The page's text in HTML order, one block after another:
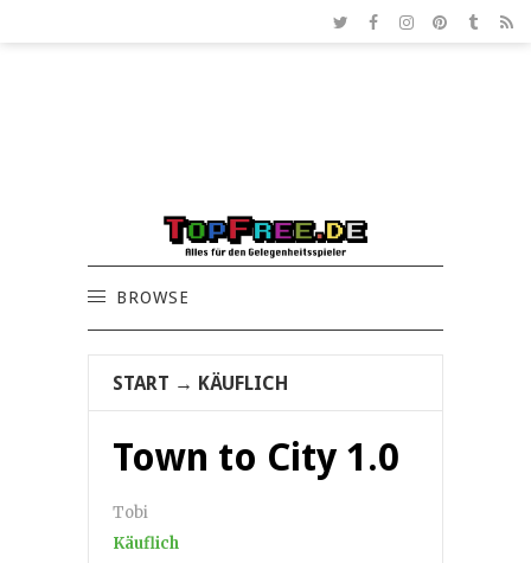
BROWSE
START → KÄUFLICH
Town to City 1.0
Tobi
Käuflich